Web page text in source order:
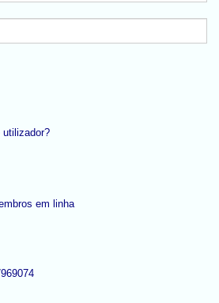
utilizador?
em linha